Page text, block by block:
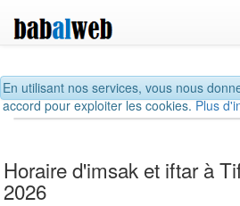
En utilisant nos services, vous nous
accord pour exploiter les cookies.Plus
Horaire d'imsak et iftar à
2026